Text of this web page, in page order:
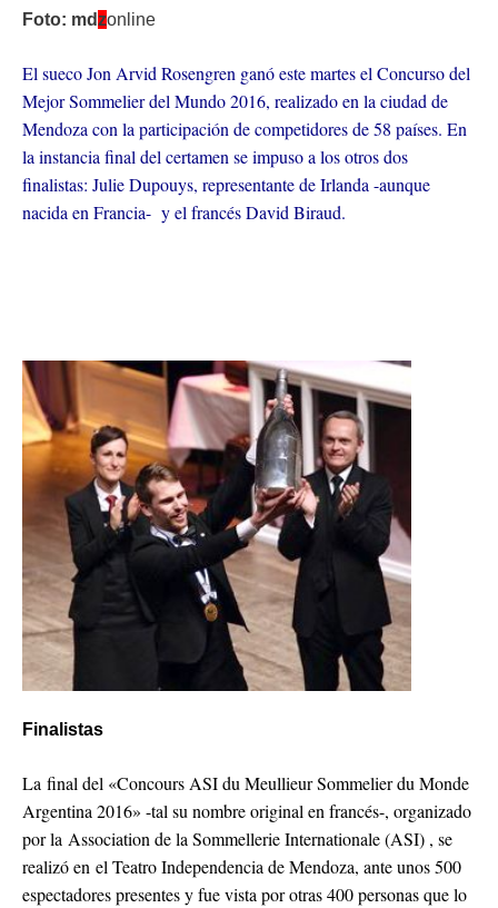
Foto: mdzonline
El sueco Jon Arvid Rosengren ganó este martes el Concurso del
Mejor Sommelier del Mundo 2016, realizado en la ciudad de
Mendoza con la participación de competidores de 58 países. En
la instancia final del certamen se impuso a los otros dos
finalistas: Julie Dupouys, representante de Irlanda -aunque
nacida en Francia- y el francés David Biraud.
Finalistas
La final del «Concours ASI du Meullieur Sommelier du Monde
Argentina 2016» -tal su nombre original en francés-, organizado
por la Association de la Sommellerie Internationale (ASI) , se
realizó en el Teatro Independencia de Mendoza, ante unos 500
espectadores presentes y fue vista por otras 400 personas que lo